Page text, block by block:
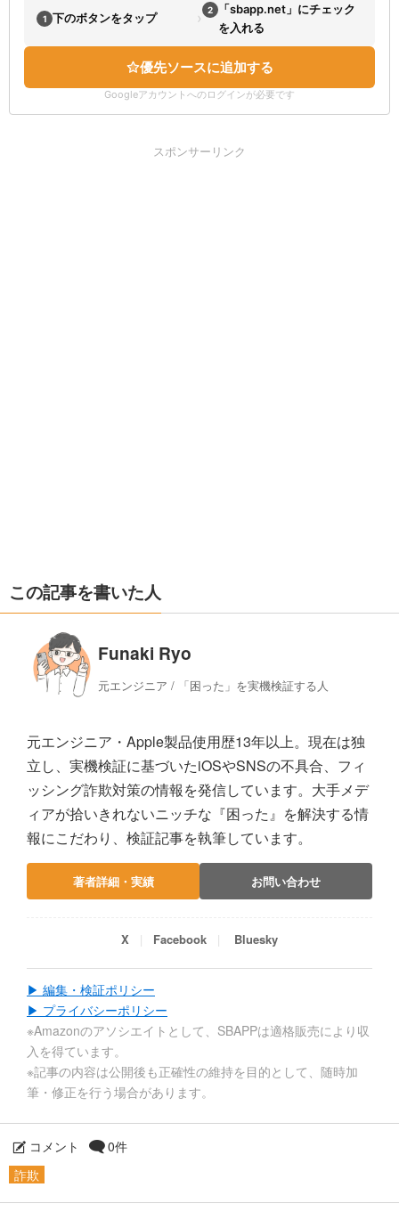
1 下のボタンをタップ › 2
「sbapp.net」にチェック
を入れる
優先ソースに追加する
Googleアカウントへのログインが必要です
スポンサーリンク
この記事を書いた人
Funaki Ryo
元エンジニア / 「困った」を実機検証する人
元エンジニア・Apple製品使用歴13年以上。現在は独
立し、実機検証に基づいたiOSやSNSの不具合、フィ
ッシング詐欺対策の情報を発信しています。大手メデ
ィアが拾いきれないニッチな『困った』を解決する情
報にこだわり、検証記事を執筆しています。
著者詳細・実績 お問い合わせ
X Facebook Bluesky
▶ 編集・検証ポリシー
▶ プライバシーポリシー
※Amazonのアソシエイトとして、SBAPPは適格販売により収
入を得ています。
※記事の内容は公開後も正確性の維持を目的として、随時加
筆・修正を行う場合があります。
コメント
0件
詐欺